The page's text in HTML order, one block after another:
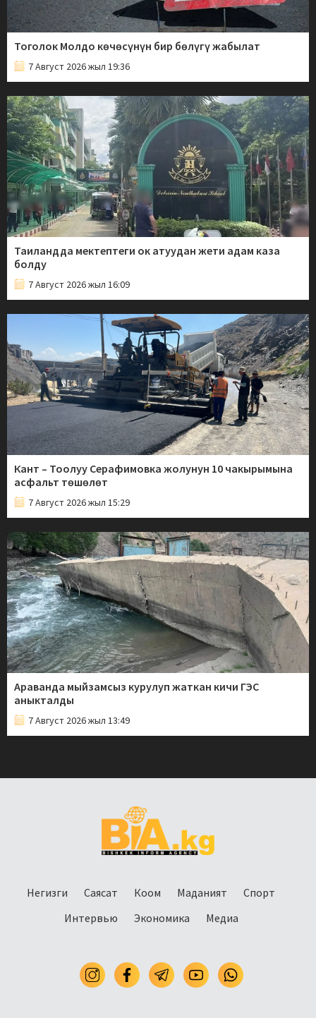
Тоголок Молдо көчөсүнүн бир бөлүгү жабылат
7 Август 2026 жыл 19:36
Таиландда мектептеги ок атуудан жети адам каза
болду
7 Август 2026 жыл 16:09
Кант – Тоолуу Серафимовка жолунун 10 чакырымына
асфальт төшөлөт
7 Август 2026 жыл 15:29
Араванда мыйзамсыз курулуп жаткан кичи ГЭС
аныкталды
7 Август 2026 жыл 13:49
Негизги Саясат Коом Маданият
Спорт
Интервью
Экономика Медиа